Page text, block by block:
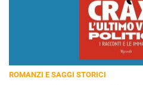
ROMANZI E SAGGI STORICI